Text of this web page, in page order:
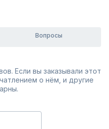
Вопросы
Если вы заказывали этот
о нём, и другие